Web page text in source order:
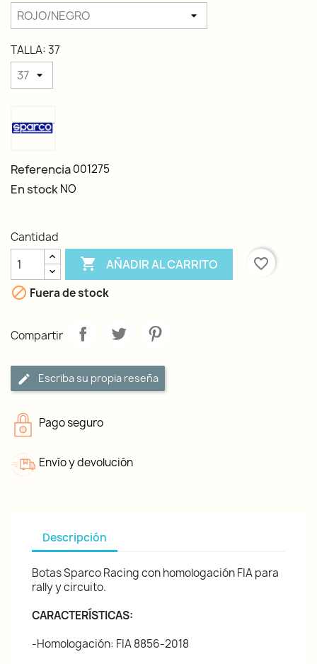
TALLA: 37
Referencia001275
En stockNO
Cantidad
 AÑADIR AL CARRITO
favorite_border
 Fuera de stock
Compartir
Escriba su propia reseña
Pago seguro
Envío y devolución
Descripción
Botas Sparco Racing con homologación FIA para
rally y circuito.
CARACTERÍSTICAS:
-Homologación: FIA 8856-2018